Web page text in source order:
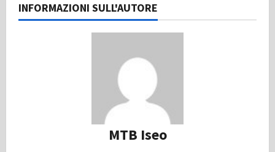
INFORMAZIONI SULL'AUTORE
MTB Iseo